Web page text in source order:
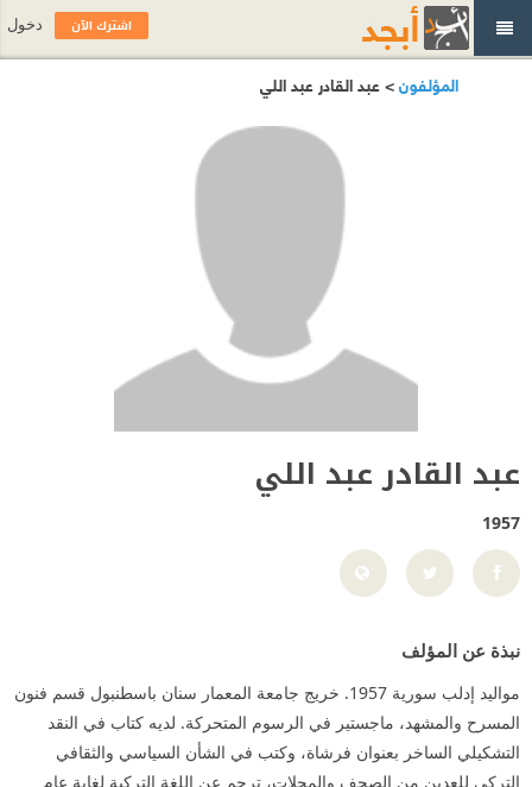
المؤلفون> عبد القادر عبد اللي
عبد القادر عبد اللي
1957
نبذة عن المؤلف
مواليد إدلب سورية 1957. خريج جامعة المعمار سنان باسطنبول قسم فنون
المسرح والمشهد، ماجستير في الرسوم المتحركة. لديه كتاب في النقد
التشكيلي الساخر بعنوان فرشاة، وكتب في الشأن السياسي والثقافي
التركي للعدين من الصحف والمجلات، ترجم عن اللغة التركية لغاية عام
اشترك الآن دخول